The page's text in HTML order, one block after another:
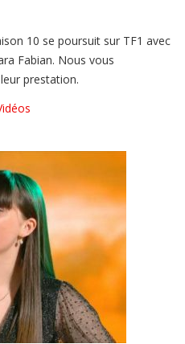
10 se poursuit sur TF1 avec
Fabian. Nous vous
prestation.